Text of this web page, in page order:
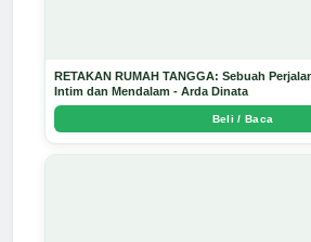
RETAKAN RUMAH TANGGA: Sebuah
Intim dan Mendalam - Arda Dinata
Beli / Baca